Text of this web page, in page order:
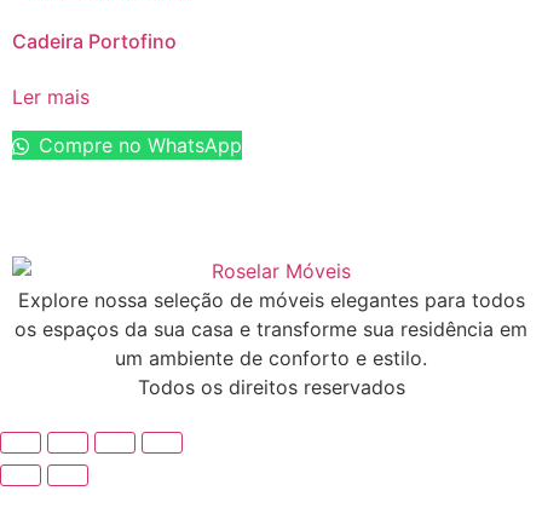
Cadeira Portofino
Ler mais
Compre no WhatsApp
Explore nossa seleção de móveis elegantes para todos
os espaços da sua casa e transforme sua residência em
um ambiente de conforto e estilo.
Todos os direitos reservados